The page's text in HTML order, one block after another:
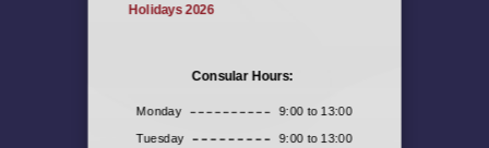
Holidays 2026
Consular Hours:
Monday
9:00 to 13:00
Tuesday
9:00 to 13:00